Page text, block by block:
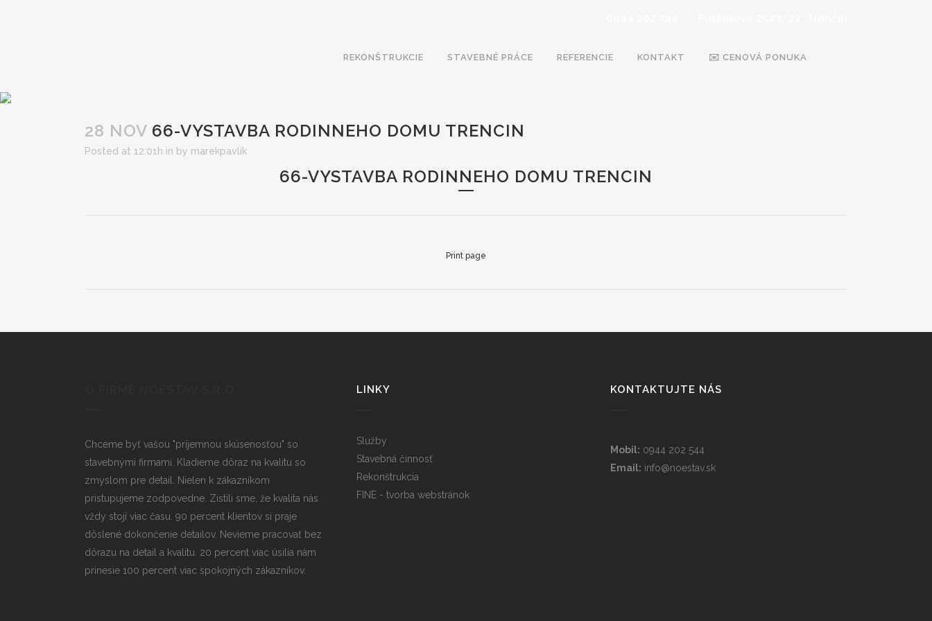
REKONŠTRUKCIE STAVEBNÉ PRÁCE REFERENCIE KONTAKT ✉️ CENOVÁ PONUKA
66-VYSTAVBA RODINNEHO DOMU TRENCIN
28 NOV 66-VYSTAVBA RODINNEHO DOMU TRENCIN
Posted at 12:01h in by marekpavlik
Print page
Chceme byť vašou "príjemnou skúsenosťou" so
stavebnými firmami. Kladieme dôraz na kvalitu so
zmyslom pre detail. Nielen k zákazníkom
pristupujeme zodpovedne. Zistili sme, že kvalita nás
vždy stojí viac času. 90 percent klientov si praje
dôslené dokončenie detailov. Nevieme pracovať bez
dôrazu na detail a kvalitu. 20 percent viac úsilia nám
prinesie 100 percent viac spokojných zákazníkov.
LINKY
Služby
Stavebná činnosť
Rekonštrukcia
FINE - tvorba webstránok
KONTAKTUJTE NÁS
Mobil: 0944 202 544
Email: info@noestav.sk